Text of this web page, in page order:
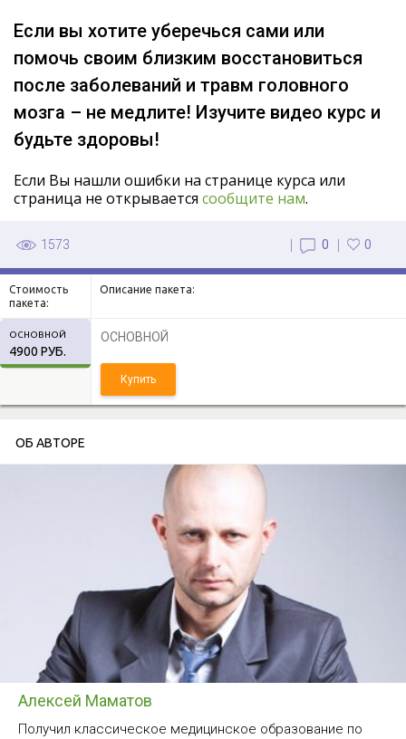
Если вы хотите уберечься сами или
помочь своим близким восстановиться
после заболеваний и травм головного
мозга – не медлите! Изучите видео курс и
будьте здоровы!
Если Вы нашли ошибки на странице курса или
страница не открывается сообщите нам.
1573 0 0
Стоимость
пакета:
Описание пакета:
ОСНОВНОЙ
4900 РУБ.
ОСНОВНОЙ
Купить
ОБ АВТОРЕ
Алексей Маматов
Получил классическое медицинское образование по